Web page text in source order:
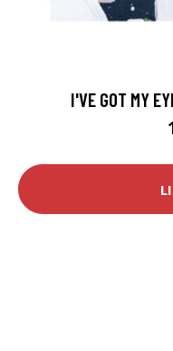
I'VE GOT MY